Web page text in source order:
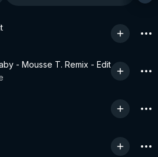
- Mousse T. Remix - Edit